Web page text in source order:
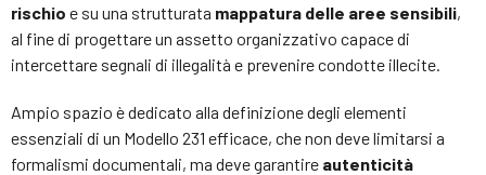
rischio e su una strutturata mappatura delle aree sensibili,
al fine di progettare un assetto organizzativo capace di
intercettare segnali di illegalità e prevenire condotte illecite.
Ampio spazio è dedicato alla definizione degli elementi
essenziali di un Modello 231 efficace, che non deve limitarsi a
formalismi documentali, ma deve garantire autenticità